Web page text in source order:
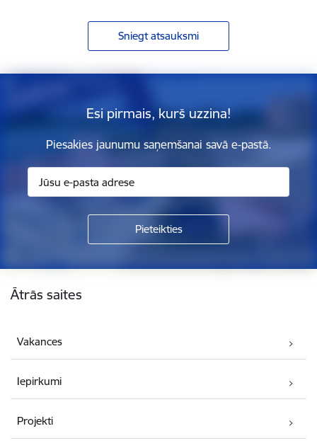
Sniegt atsauksmi
Esi pirmais, kurš uzzina!
Piesakies jaunumu saņemšanai savā e-pastā.
Ātrās saites
Vakances
Iepirkumi
Projekti